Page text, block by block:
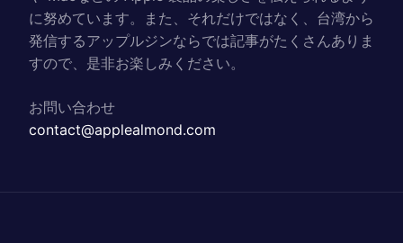
に努めています。また、それだけではなく、台湾から
発信するアップルジンならでは記事がたくさんありま
すので、是非お楽しみください。
お問い合わせ
contact@applealmond.com